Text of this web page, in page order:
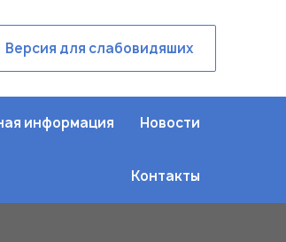
Версия для слабовидяших
информация Новости
Контакты